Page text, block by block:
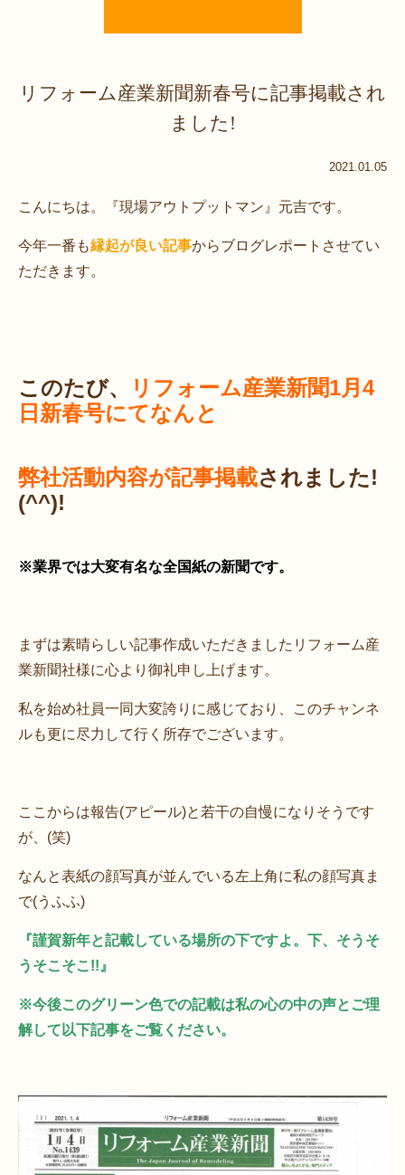
リフォーム産業新聞新春号に記事掲載され
ました!
2021.01.05
こんにちは。『現場アウトプットマン』元吉です。
今年一番も縁起が良い記事からブログレポートさせてい
ただきます。
このたび、
リフォーム産業新聞1月4
日新春号にてなんと
弊社活動内容が記事掲載されました!
(^^)!
※業界では大変有名な全国紙の新聞です。
まずは素晴らしい記事作成いただきましたリフォーム産
業新聞社様に心より御礼申し上げます。
私を始め社員一同大変誇りに感じており、このチャンネ
ルも更に尽力して行く所存でございます。
ここからは報告(アピール)と若干の自慢になりそうです
が、(笑)
なんと表紙の顔写真が並んでいる左上角に私の顔写真ま
で(うふふ)
『謹賀新年と記載している場所の下ですよ。下、そうそ
うそこそこ!!』
※今後このグリーン色での記載は私の心の中の声とご理
解して以下記事をご覧ください。